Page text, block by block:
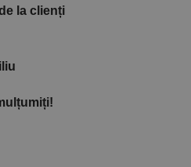
la clienți